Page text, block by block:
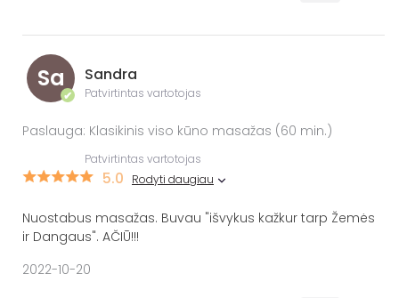
Sa
✔
Sandra
Patvirtintas vartotojas
Paslauga: Klasikinis viso kūno masažas (60 min.)
Patvirtintas vartotojas
5.0 Rodyti daugiau
Nuostabus masažas. Buvau "išvykus kažkur tarp Žemės
ir Dangaus". AČIŪ!!!
2022-10-20